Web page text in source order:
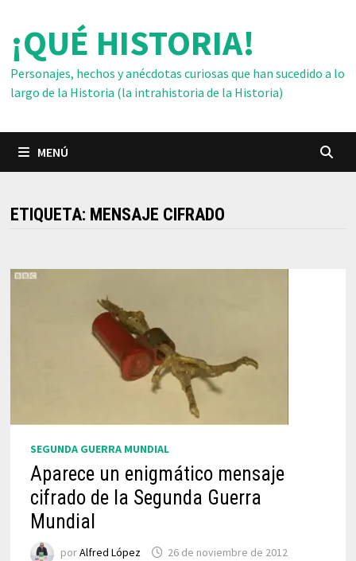
contenido
¡QUÉ HISTORIA!
Personajes, hechos y anécdotas curiosas que han sucedido a lo
largo de la Historia (la intrahistoria de la Historia)
MENÚ
ETIQUETA: MENSAJE CIFRADO
SEGUNDA GUERRA MUNDIAL
Aparece un enigmático mensaje
cifrado de la Segunda Guerra
Mundial
porAlfred López 26 de noviembre de 2012